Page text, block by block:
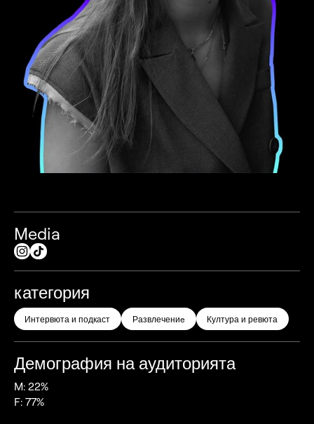
Media
категория
Интервюта и подкаст Развлечениe Култура и ревюта
Демография на аудиторията
M: 22%
F: 77%